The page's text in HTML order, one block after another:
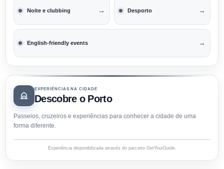
Noite e clubbing → Desporto →
English-friendly events →
EXPERIÊNCIAS NA CIDADE
Descobre o Porto
Passeios, cruzeiros e experiências para conhecer a cidade de uma
forma diferente.
Experiência disponibilizada através do parceiro GetYourGuide.